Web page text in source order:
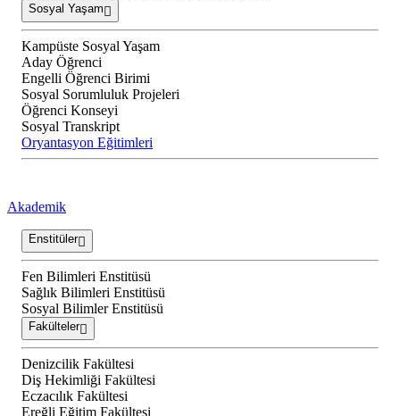
Sosyal Yaşam
Kampüste Sosyal Yaşam
Aday Öğrenci
Engelli Öğrenci Birimi
Sosyal Sorumluluk Projeleri
Öğrenci Konseyi
Sosyal Transkript
Oryantasyon Eğitimleri
Akademik
Enstitüler
Fen Bilimleri Enstitüsü
Sağlık Bilimleri Enstitüsü
Sosyal Bilimler Enstitüsü
Fakülteler
Denizcilik Fakültesi
Diş Hekimliği Fakültesi
Eczacılık Fakültesi
Ereğli Eğitim Fakültesi